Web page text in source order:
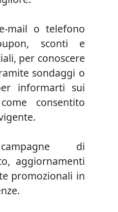
mail o telefono
sconti e
per conoscere
sondaggi o
informarti sui
consentito
di
aggiornamenti
promozionali in